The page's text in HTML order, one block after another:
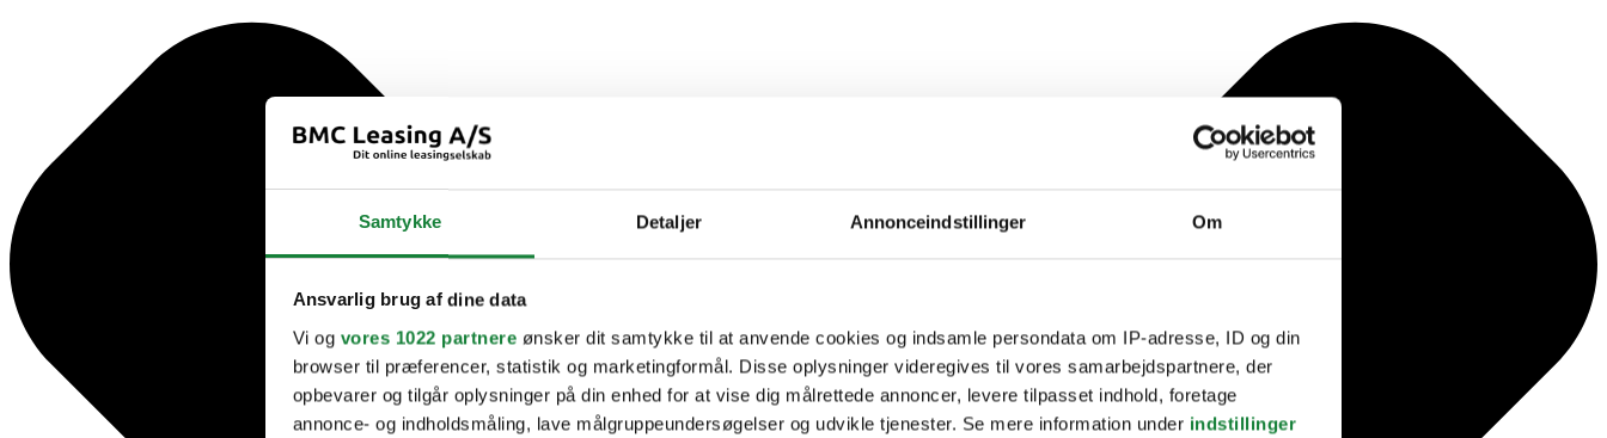
Samtykke Detaljer Annonceindstillinger Om
Ansvarlig brug af dine data
Vi og vores 1022 partnere ønsker dit samtykke til at anvende cookies og indsamle persondata om IP-adresse, ID og din
browser til præferencer, statistik og marketingformål. Disse oplysninger videregives til vores samarbejdspartnere, der
opbevarer og tilgår oplysninger på din enhed for at vise dig målrettede annoncer, levere tilpasset indhold, foretage
annonce- og indholdsmåling, lave målgruppeundersøgelser og udvikle tjenester. Se mere information under indstillinger